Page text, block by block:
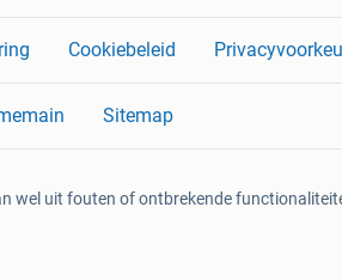
Cookiebeleid
Sitemap
wel uit fouten of ontbrekende